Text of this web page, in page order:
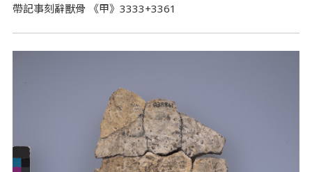
帶記事刻辭獸骨 《甲》3333+3361